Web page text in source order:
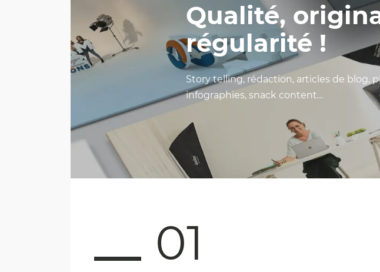
Qualité,
régularité !
Story telling, rédaction, articles de blog,
infographies, snack content…
01